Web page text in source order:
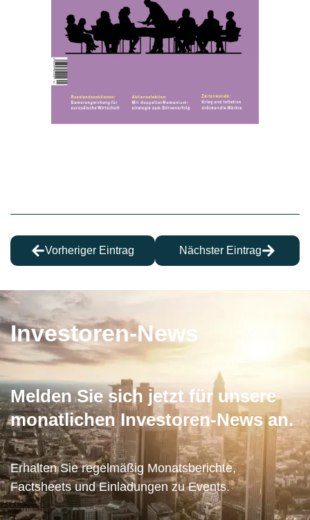
Vorheriger Eintrag Nächster Eintrag
Investoren-News
Melden Sie sich jetzt für unsere
monatlichen Investoren-News an.
Erhalten Sie regelmäßig Monatsberichte,
Factsheets und Einladungen zu Events.